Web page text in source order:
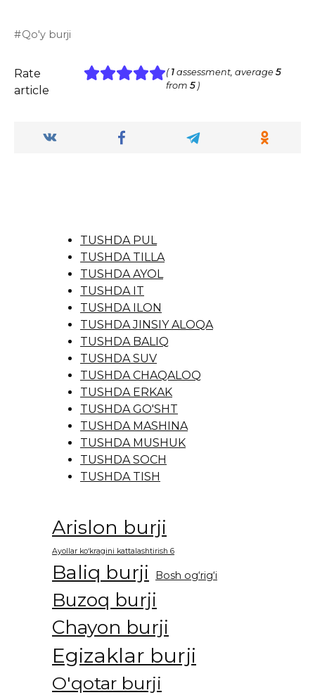
Qo'y burji
Rate
article
( 1assessment, average 5
from 5)
TUSHDA PUL
TUSHDA TILLA
TUSHDA AYOL
TUSHDA IT
TUSHDA ILON
TUSHDA JINSIY ALOQA
TUSHDA BALIQ
TUSHDA SUV
TUSHDA CHAQALOQ
TUSHDA ERKAK
TUSHDA GO'SHT
TUSHDA MASHINA
TUSHDA MUSHUK
TUSHDA SOCH
TUSHDA TISH
Arislon burji
Ayollar ko‘kragini kattalashtirish 6
Baliq burji Bosh og‘rig‘i
Buzoq burji
Chayon burji
Egizaklar burji
O'qotar burji